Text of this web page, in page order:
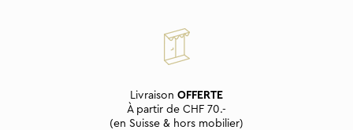
Livraison OFFERTE
À partir de CHF 70.-
(en Suisse & hors mobilier)